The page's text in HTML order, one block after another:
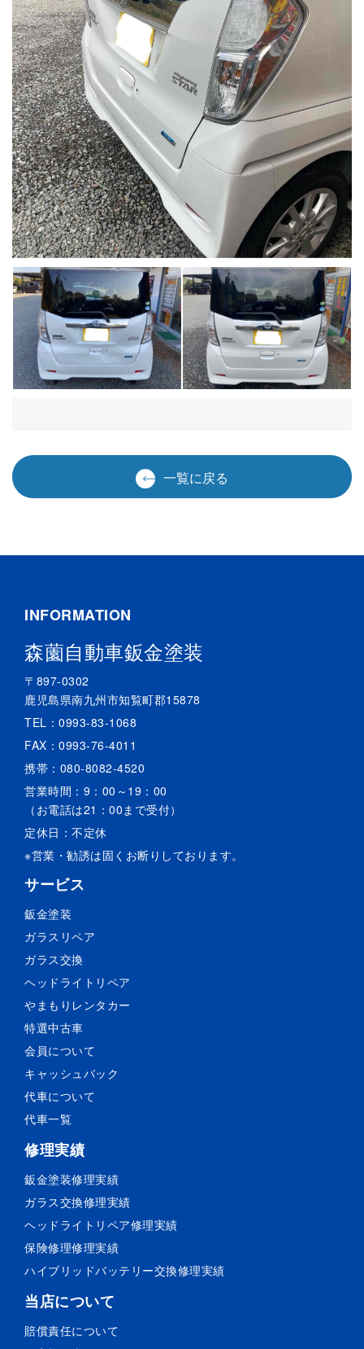
一覧に戻る
INFORMATION
森薗自動車鈑金塗装
〒897-0302
鹿児島県南九州市知覧町郡15878
TEL： 0993-83-1068
FAX：0993-76-4011
携帯： 080-8082-4520
営業時間：9：00～19：00
（お電話は21：00まで受付）
定休日：不定休
※営業・勧誘は固くお断りしております。
サービス
鈑金塗装
ガラスリペア
ガラス交換
ヘッドライトリペア
やまもりレンタカー
特選中古車
会員について
キャッシュバック
代車について
代車一覧
修理実績
鈑金塗装修理実績
ガラス交換修理実績
ヘッドライトリペア修理実績
保険修理修理実績
ハイブリッドバッテリー交換修理実績
当店について
賠償責任について